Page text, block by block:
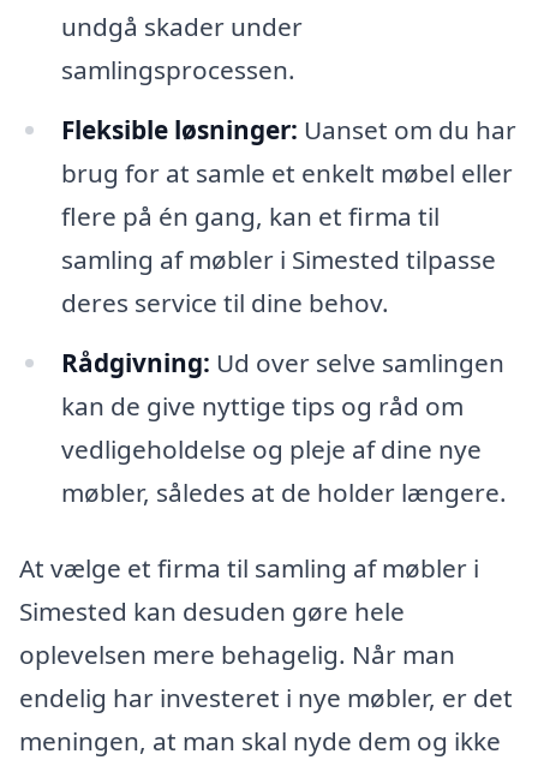
undgå skader under
samlingsprocessen.
Fleksible løsninger: Uanset om du har
brug for at samle et enkelt møbel eller
flere på én gang, kan et firma til
samling af møbler i Simested tilpasse
deres service til dine behov.
Rådgivning: Ud over selve samlingen
kan de give nyttige tips og råd om
vedligeholdelse og pleje af dine nye
møbler, således at de holder længere.
At vælge et firma til samling af møbler i
Simested kan desuden gøre hele
oplevelsen mere behagelig. Når man
endelig har investeret i nye møbler, er det
meningen, at man skal nyde dem og ikke